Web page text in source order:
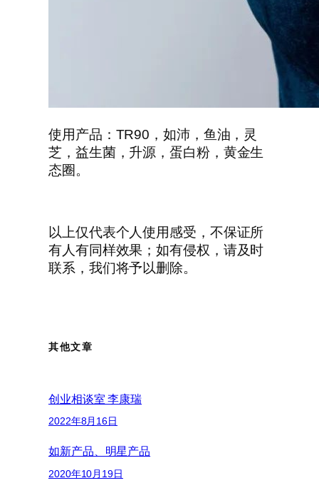
使用产品：TR90，如沛，鱼油，灵
芝，益生菌，升源，蛋白粉，黄金生
态圈。
以上仅代表个人使用感受，不保证所
有人有同样效果；如有侵权，请及时
联系，我们将予以删除。
其他文章
创业相谈室 李康瑞
2022年8月16日
如新产品、明星产品
2020年10月19日